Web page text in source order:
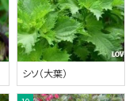
シソ（大葉）